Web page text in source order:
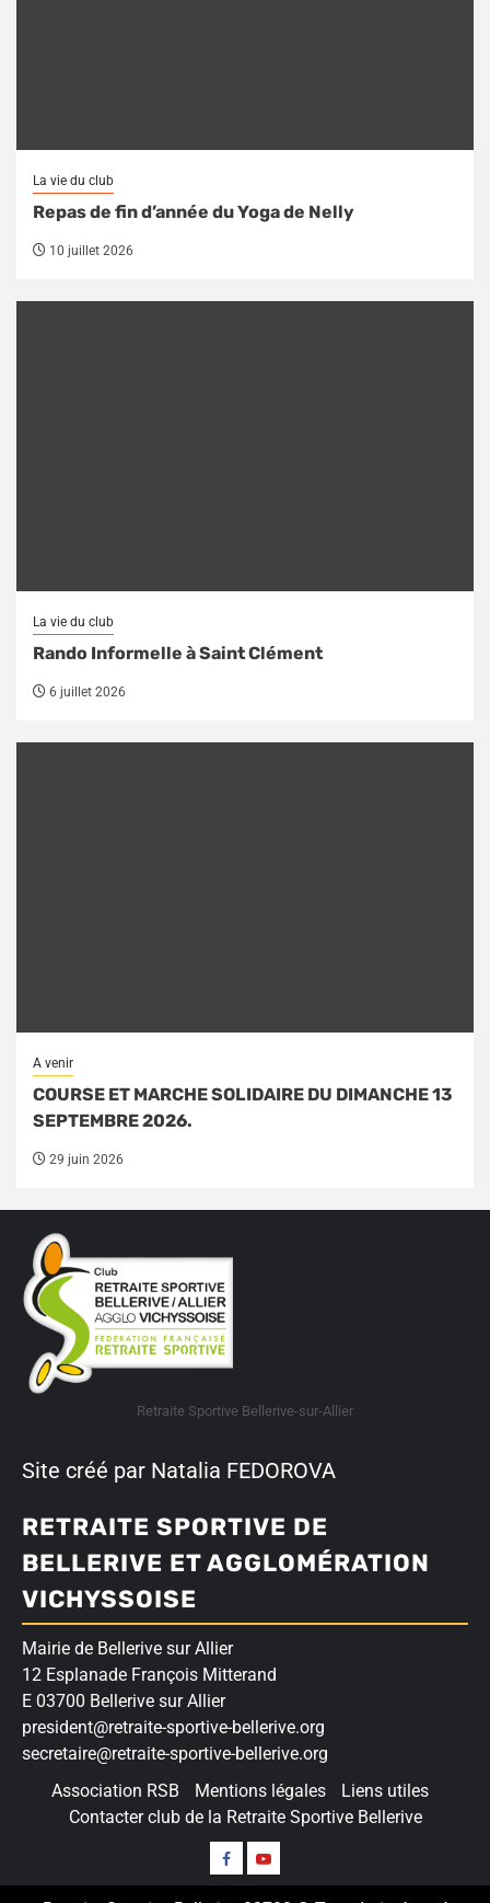
La vie du club
Repas de fin d’année du Yoga de Nelly
10 juillet 2026
La vie du club
Rando Informelle à Saint Clément
6 juillet 2026
A venir
COURSE ET MARCHE SOLIDAIRE DU DIMANCHE 13
SEPTEMBRE 2026.
29 juin 2026
Retraite Sportive Bellerive-sur-Allier
Site créé par Natalia FEDOROVA
RETRAITE SPORTIVE DE
BELLERIVE ET AGGLOMÉRATION
VICHYSSOISE
Mairie de Bellerive sur Allier
12 Esplanade François Mitterand
E 03700 Bellerive sur Allier
president@retraite-sportive-bellerive.org
secretaire@retraite-sportive-bellerive.org
Association RSB
Mentions légales
Liens utiles
Contacter club de la Retraite Sportive Bellerive
Suivez-
nous
Nos
vidéos